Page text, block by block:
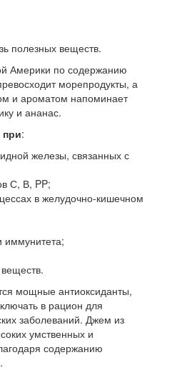
полезных веществ.
Америки по содержанию
морепродукты, а
и ароматом напоминает
и ананас.
при:
железы, связанных с
С, В, PP;
в желудочно-кишечном
иммунитета;
мощные антиоксиданты,
в рацион для
заболеваний. Джем из
умственных и
содержанию